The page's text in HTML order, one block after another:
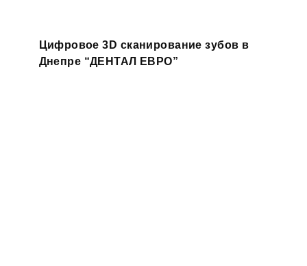
Цифровое 3D сканирование зубов в
Днепре “ДЕНТАЛ ЕВРО”